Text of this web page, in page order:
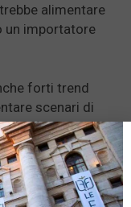
alimentare
un importatore
forti trend
scenari di
hanno
vendite on-line
Nei mercati del
in questi anni la